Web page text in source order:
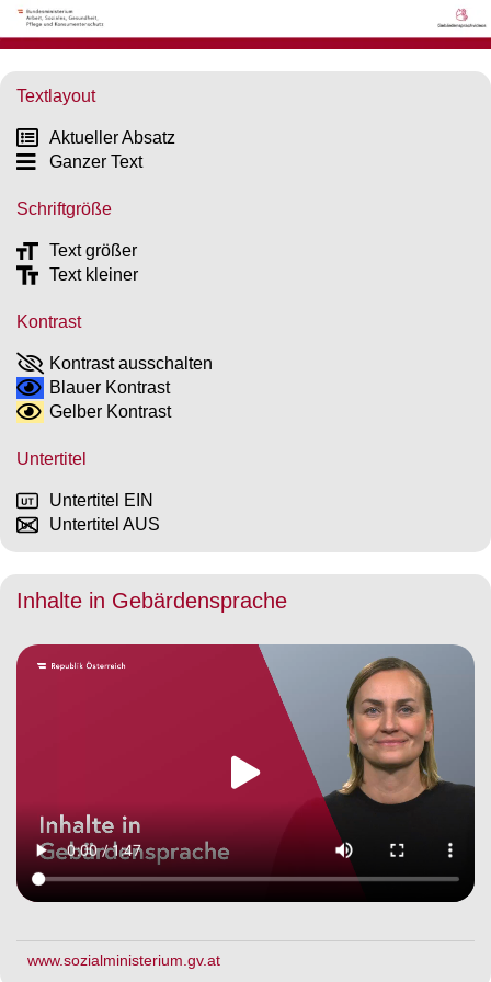
Inhalte in Gebärdensprache
Textlayout
Aktueller Absatz
Ganzer Text
Schriftgröße
Text größer
Text kleiner
Kontrast
Kontrast ausschalten
Blauer Kontrast
Gelber Kontrast
Untertitel
Untertitel EIN
Untertitel AUS
www.sozialministerium.gv.at